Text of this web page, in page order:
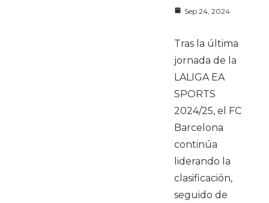
Sep 24, 2024
Tras la última
jornada de la
LALIGA EA
SPORTS
2024/25, el FC
Barcelona
continúa
liderando la
clasificación,
seguido de